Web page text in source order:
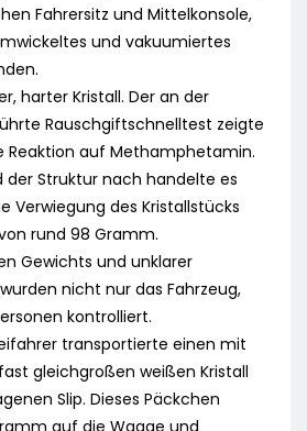
Fahrersitz und Mittelkonsole,
und vakuumiertes
harter Kristall. Der an der
Rauschgiftschnelltest zeigte
Reaktion auf Methamphetamin.
der Struktur nach handelte es
Verwiegung des Kristallstücks
rund 98 Gramm.
Gewichts und unklarer
nicht nur das Fahrzeug,
kontrolliert.
transportierte einen mit
gleichgroßen weißen Kristall
Slip. Dieses Päckchen